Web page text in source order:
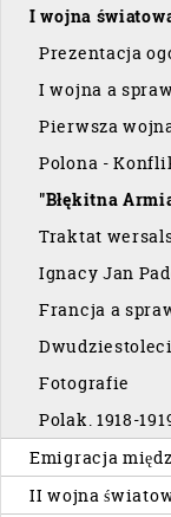
I wojna
Prezentacja
I wojna a
Pierwsza
Polona -
"Błękitna
Traktat
Ignacy Jan
Francja a
Fotografie
Polak. 1918-
Emigracja
II wojna